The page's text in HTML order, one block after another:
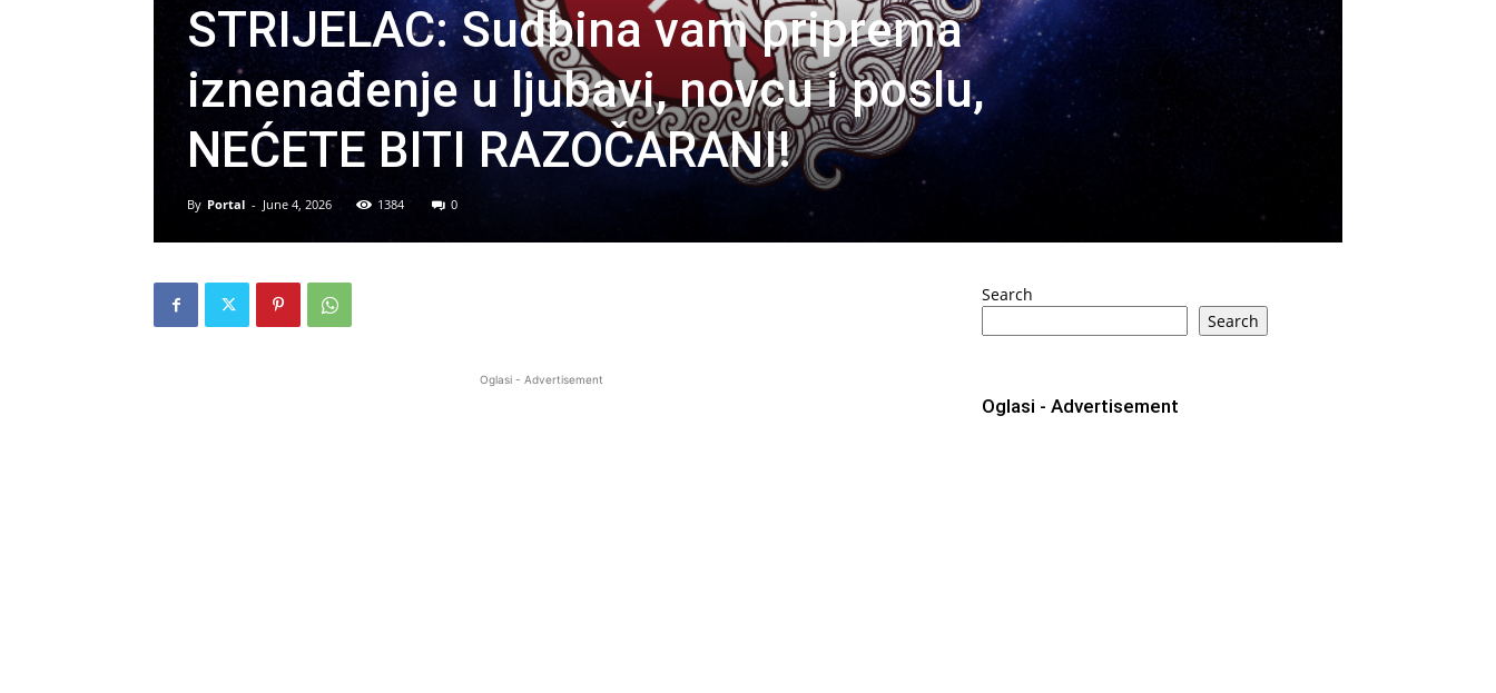
STRIJELAC: Sudbina vam priprema
iznenađenje u ljubavi, novcu i poslu,
NEĆETE BITI RAZOČARANI!
By Portal - June 4, 2026 1384 0
Oglasi - Advertisement
Search
Search
Oglasi - Advertisement